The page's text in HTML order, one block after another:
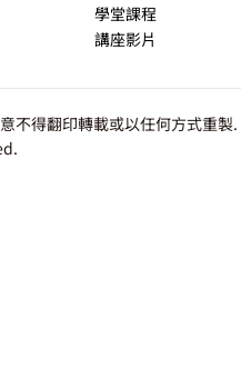
學堂課程
講座影片
不得翻印轉載或以任何方式重製.